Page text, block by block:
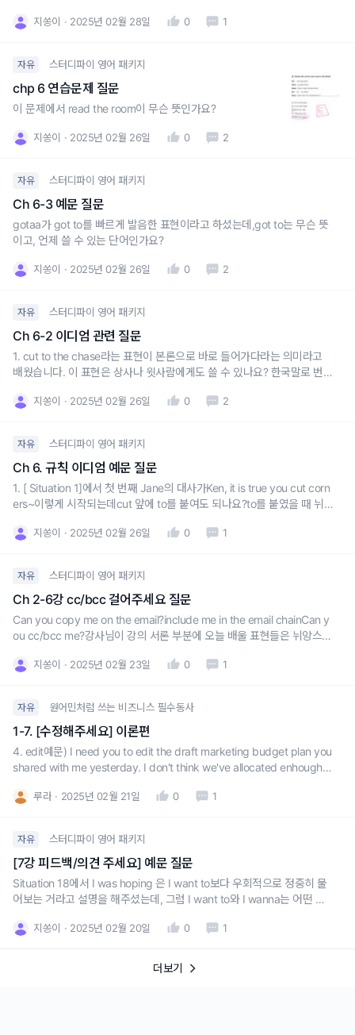
표현할 수 있을지 몰라 문의드립니다.수상 소감을 발표할 때도 알려주신
지쏭이 2025년 02월 28일 0 1
자유 스터디파이 영어 패키지
chp 6 연습문제 질문
이 문제에서 read the room이 무슨 뜻인가요?
지쏭이 2025년 02월 26일 0 2
자유 스터디파이 영어 패키지
Ch 6-3 예문 질문
gotaa가 got to를 빠르게 발음한 표현이라고 하셨는데,got to는 무슨 뜻
이고, 언제 쓸 수 있는 단어인가요?
지쏭이 2025년 02월 26일 0 2
자유 스터디파이 영어 패키지
Ch 6-2 이디엄 관련 질문
1. cut to the chase라는 표현이 본론으로 바로 들어가다라는 의미라고
배웠습니다. 이 표현은 상사나 윗사람에게도 쓸 수 있나요? 한국말로 번역
n 예문에서 neat과 neatly done의 예문을 추가적으로 설명해주실 수 있
지쏭이 2025년 02월 26일 0 2
자유 스터디파이 영어 패키지
Ch 6. 규칙 이디엄 예문 질문
1. [ Situation 1]에서 첫 번째 Jane의 대사가Ken, it is true you cut corn
ers~이렇게 시작되는데cut 앞에 to를 붙여도 되나요?to를 붙였을 때 뉘
서Food is like the most important thing at a party!에서 l
지쏭이 2025년 02월 26일 0 1
자유 스터디파이 영어 패키지
Ch 2-6강 cc/bcc 걸어주세요 질문
Can you copy me on the email?include me in the email chainCan y
ou cc/bcc me?강사님이 강의 서론 부분에 오늘 배울 표현들은 뉘앙스
조 걸어주세요 라는 의미인데3가지 뉘앙스 차이를 잘 모르겠습니다. 예문
지쏭이 2025년 02월 23일 0 1
자유 원어민처럼 쓰는 비즈니스 필수동사
1-7. [수정해주세요] 이론편
4. edit예문) I need you to edit the draft marketing budget plan you
shared with me yesterday. I don't think we've allocated enhough f
사로 알고 있
루라 2025년 02월 21일 0 1
자유 스터디파이 영어 패키지
[7강 피드백/의견 주세요] 예문 질문
Situation 18에서 I was hoping 은 I want to보다 우회적으로 정중히 물
어보는 거라고 설명을 해주셨는데, 그럼 I want to와 I wanna는 어떤 차
지쏭이 2025년 02월 20일 0 1
더보기